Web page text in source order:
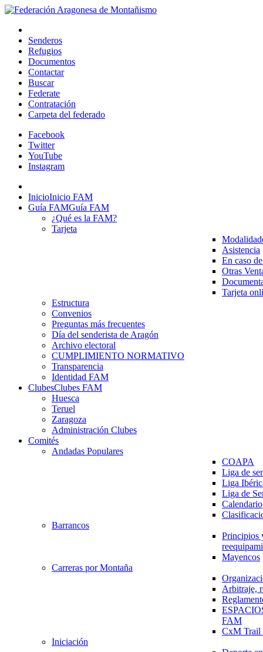
Senderos
Refugios
Documentos
Contactar
Buscar
Federate
Contratación
Carpeta del federado
Facebook
Twitter
YouTube
Instagram
InicioInicio FAM
Guía FAMGuía FAM
¿Qué es la FAM?
Tarjeta
Asistencia
En caso
Otras
Tarjeta
Estructura
Convenios
Preguntas más frecuentes
Día del senderista de Aragón
Archivo electoral
CUMPLIMIENTO NORMATIVO
Transparencia
Identidad FAM
ClubesClubes FAM
Huesca
Teruel
Zaragoza
Administración Clubes
Comités
Andadas Populares
COAPA
Liga de
Liga
Liga de
Calendario
Barrancos
Principios
Mayencos
Carreras por Montaña
Arbitraje,
FAM
CxM
Iniciación